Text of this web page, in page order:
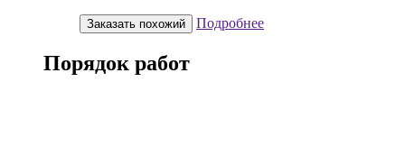
Заказать похожий Подробнее
Порядок работ